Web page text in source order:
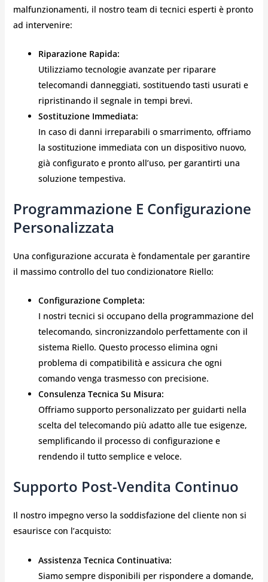
malfunzionamenti, il nostro team di tecnici esperti è pronto
ad intervenire:
Riparazione Rapida:
Utilizziamo tecnologie avanzate per riparare
telecomandi danneggiati, sostituendo tasti usurati e
ripristinando il segnale in tempi brevi.
Sostituzione Immediata:
In caso di danni irreparabili o smarrimento, offriamo
la sostituzione immediata con un dispositivo nuovo,
già configurato e pronto all’uso, per garantirti una
soluzione tempestiva.
Programmazione E Configurazione
Personalizzata
Una configurazione accurata è fondamentale per garantire
il massimo controllo del tuo condizionatore Riello:
Configurazione Completa:
I nostri tecnici si occupano della programmazione del
telecomando, sincronizzandolo perfettamente con il
sistema Riello. Questo processo elimina ogni
problema di compatibilità e assicura che ogni
comando venga trasmesso con precisione.
Consulenza Tecnica Su Misura:
Offriamo supporto personalizzato per guidarti nella
scelta del telecomando più adatto alle tue esigenze,
semplificando il processo di configurazione e
rendendo il tutto semplice e veloce.
Supporto Post-Vendita Continuo
Il nostro impegno verso la soddisfazione del cliente non si
esaurisce con l’acquisto:
Assistenza Tecnica Continuativa:
Siamo sempre disponibili per rispondere a domande,